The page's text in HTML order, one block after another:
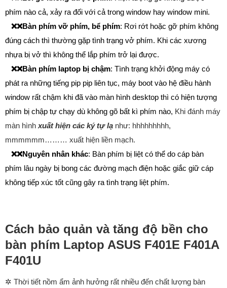
phím nào cả, xảy ra đối với cả trong window hay window mini.
❌❌Bàn phím vỡ phím, bể phím: Rơi rớt hoặc gỡ phím không
đúng cách thì thường gặp tình trạng vở phím. Khi các xương
nhựa bị vở thì không thể lắp phím trở lại được.
❌❌Bàn phím laptop bị chậm: Tình trạng khởi động máy có
phát ra những tiếng pip pip liên tục, máy boot vào hệ điều hành
window rất chậm khi đã vào màn hình desktop thì có hiện tượng
phím bị chập tự chạy dù không gõ bất kì phím nào, Khi đánh máy
màn hình xuất hiện các ký tự lạ như: hhhhhhhhh,
mmmmmm……… xuất hiện liền mạch.
❌❌Nguyên nhân khác: Bàn phím bị liệt có thể do cáp bàn
phím lâu ngày bị bong các đường mạch điện hoặc giắc giữ cáp
không tiếp xúc tốt cũng gây ra tình trạng liệt phím.
Cách bảo quản và tăng độ bền cho
bàn phím Laptop ASUS F401E F401A
F401U
✲ Thời tiết nồm ẩm ảnh hưởng rất nhiều đến chất lượng bàn